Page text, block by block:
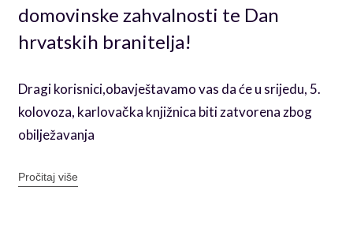
domovinske zahvalnosti te Dan
hrvatskih branitelja!
Dragi korisnici,obavještavamo vas da će u srijedu, 5.
kolovoza, karlovačka knjižnica biti zatvorena zbog
obilježavanja
Pročitaj više